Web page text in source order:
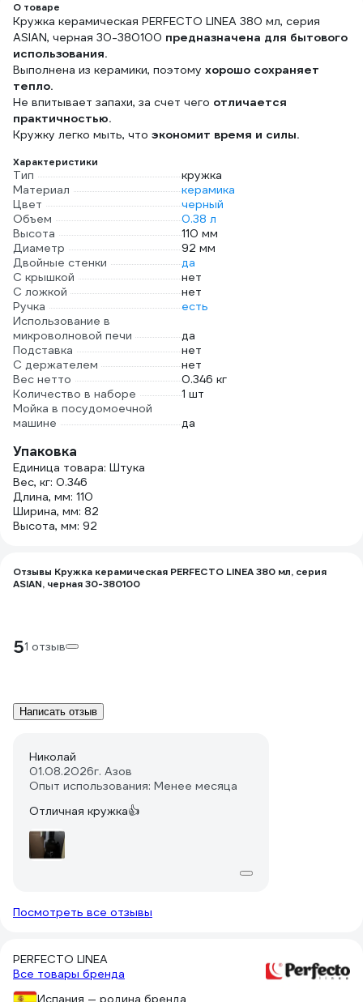
О товаре
Кружка керамическая PERFECTO LINEA 380 мл, серия
ASIAN, черная 30-380100 предназначена для бытового
использования.
Выполнена из керамики, поэтому хорошо сохраняет
тепло.
Не впитывает запахи, за счет чего отличается
практичностью.
Кружку легко мыть, что экономит время и силы.
Характеристики
Тип
кружка
Материал
керамика
Цвет
черный
Объем
0.38 л
Высота
110 мм
Диаметр
92 мм
Двойные стенки
да
С крышкой
нет
С ложкой
нет
Ручка
есть
Использование в
микроволновой печи
да
Подставка
нет
С держателем
нет
Вес нетто
0.346 кг
Количество в наборе
1 шт
Мойка в посудомоечной
машине
да
Упаковка
Единица товара: Штука
Вес, кг: 0.346
Длина, мм: 110
Ширина, мм: 82
Высота, мм: 92
Отзывы Кружка керамическая PERFECTO LINEA 380 мл, серия
ASIAN, черная 30-380100
51 отзыв
Написать отзыв
Николай
01.08.2026г. Азов
Опыт использования: Менее месяца
Отличная кружка👍
Посмотреть все отзывы
PERFECTO LINEA
Все товары бренда
Испания — родина бренда